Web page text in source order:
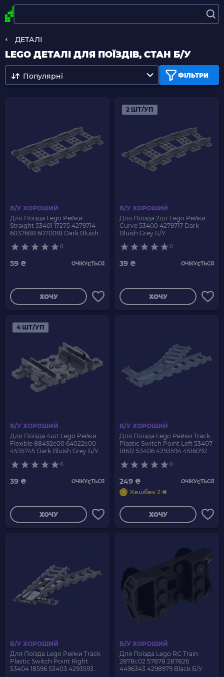
ДЕТАЛІ
LEGO ДЕТАЛІ ДЛЯ ПОЇЗДІВ, СТАН Б/У
ФІЛЬТРИ
Популярні
Б/У ХОРОШИЙ
Для Поїзда Lego Рейки
Straight 53401 17275 4279714
6037688 6070018 Dark Bluish
0
59 ₴ ОЧІКУЄТЬСЯ
ХОЧУ
2 ШТ/УП
Б/У ХОРОШИЙ
Для Поїзда 2шт Lego Рейки
Curve 53400 4279717 Dark
Bluish Grey Б/У
0
39 ₴ ОЧІКУЄТЬСЯ
ХОЧУ
4 ШТ/УП
Б/У ХОРОШИЙ
Для Поїзда 4шт Lego Рейки
Flexible 88492c00 64022c00
4535745 Dark Bluish Grey Б/У
0
39 ₴ ОЧІКУЄТЬСЯ
ХОЧУ
Б/У ХОРОШИЙ
Для Поїзда Lego Рейки Track
Plastic Switch Point Left 53407
18612 53406 4293594 4516092
0
249 ₴ ОЧІКУЄТЬСЯ
Кешбек 2 ₴
ХОЧУ
Б/У ХОРОШИЙ
Для Поїзда Lego Рейки Track
Plastic Switch Point Right
53404 18596 53403 4293593
Б/У ХОРОШИЙ
Для Поїзда Lego RC Train
2878c02 57878 287826
4496343 4298979 Black Б/У